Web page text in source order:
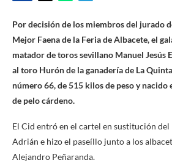
Por decisión de los miembros del jurado
Mejor Faena de la Feria de Albacete, el
matador de toros sevillano Manuel Jesús
al toro Hurón de la ganadería de La
número 66, de 515 kilos de peso y nacido
de pelo cárdeno.
El Cid entró en el cartel en sustitución
Adrián e hizo el paseíllo junto a los
Alejandro Peñaranda.